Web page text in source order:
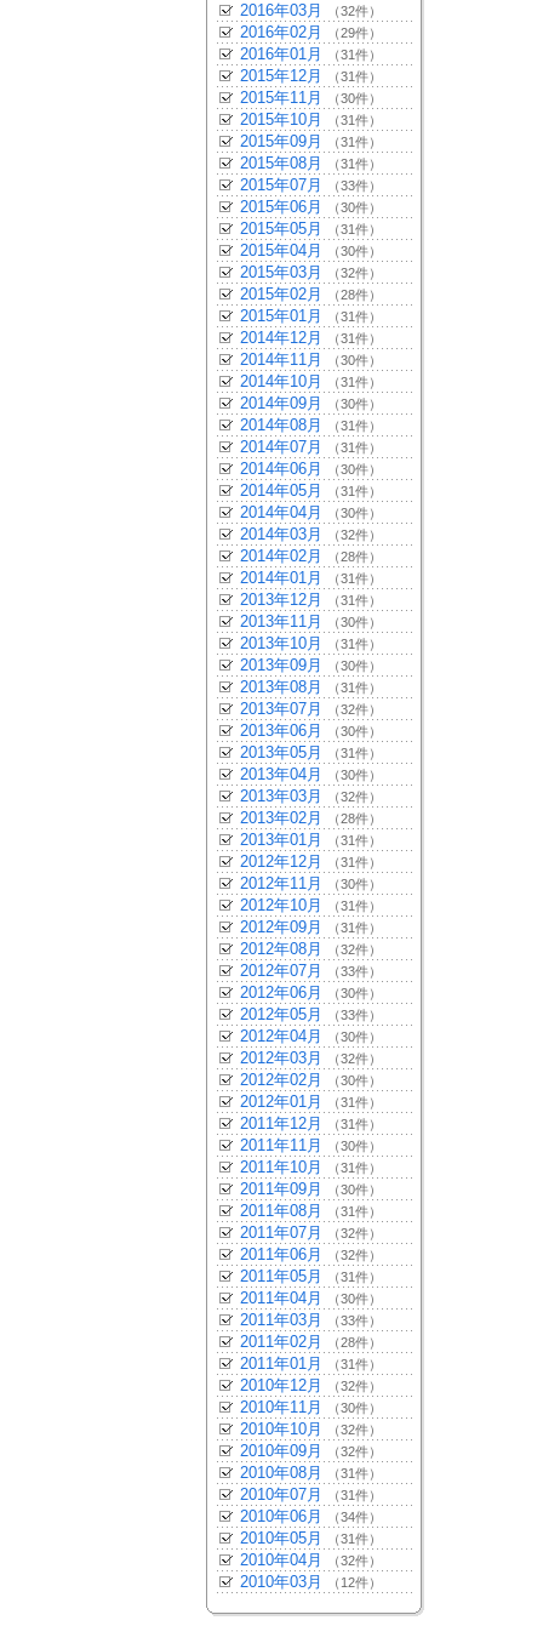
2016年03月 （32件）
2016年02月 （29件）
2016年01月 （31件）
2015年12月 （31件）
2015年11月 （30件）
2015年10月 （31件）
2015年09月 （31件）
2015年08月 （31件）
2015年07月 （33件）
2015年06月 （30件）
2015年05月 （31件）
2015年04月 （30件）
2015年03月 （32件）
2015年02月 （28件）
2015年01月 （31件）
2014年12月 （31件）
2014年11月 （30件）
2014年10月 （31件）
2014年09月 （30件）
2014年08月 （31件）
2014年07月 （31件）
2014年06月 （30件）
2014年05月 （31件）
2014年04月 （30件）
2014年03月 （32件）
2014年02月 （28件）
2014年01月 （31件）
2013年12月 （31件）
2013年11月 （30件）
2013年10月 （31件）
2013年09月 （30件）
2013年08月 （31件）
2013年07月 （32件）
2013年06月 （30件）
2013年05月 （31件）
2013年04月 （30件）
2013年03月 （32件）
2013年02月 （28件）
2013年01月 （31件）
2012年12月 （31件）
2012年11月 （30件）
2012年10月 （31件）
2012年09月 （31件）
2012年08月 （32件）
2012年07月 （33件）
2012年06月 （30件）
2012年05月 （33件）
2012年04月 （30件）
2012年03月 （32件）
2012年02月 （30件）
2012年01月 （31件）
2011年12月 （31件）
2011年11月 （30件）
2011年10月 （31件）
2011年09月 （30件）
2011年08月 （31件）
2011年07月 （32件）
2011年06月 （32件）
2011年05月 （31件）
2011年04月 （30件）
2011年03月 （33件）
2011年02月 （28件）
2011年01月 （31件）
2010年12月 （32件）
2010年11月 （30件）
2010年10月 （32件）
2010年09月 （32件）
2010年08月 （31件）
2010年07月 （31件）
2010年06月 （34件）
2010年05月 （31件）
2010年04月 （32件）
2010年03月 （12件）